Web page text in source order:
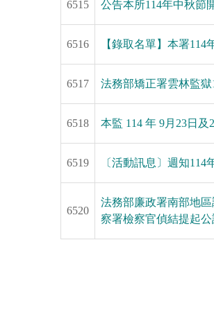
6515 公告本所114年中秋節
6516 【錄取名單】本署
6517 法務部矯正署雲林監
6518 本監 114 年 9月23日
6519 〔活動訊息〕週知
6520
法務部廉政署南部地
察署檢察官偵結提起公